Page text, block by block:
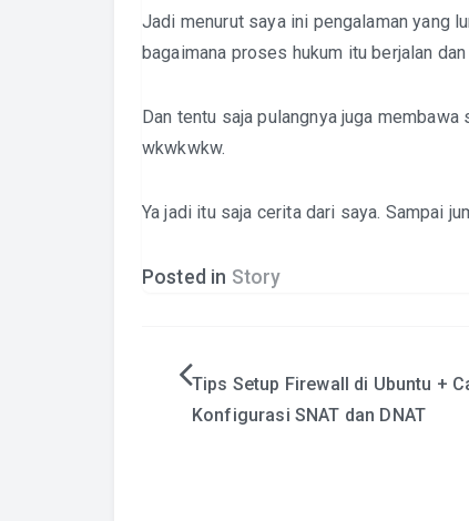
Jadi menurut saya ini pengalaman yang
bagaimana proses hukum itu berjalan
Dan tentu saja pulangnya juga
wkwkwkw.
Ya jadi itu saja cerita dari saya. Sampai
Posted in Story
PostTips Setup Firewall di Ubuntu +
Konfigurasi SNAT dan DNAT